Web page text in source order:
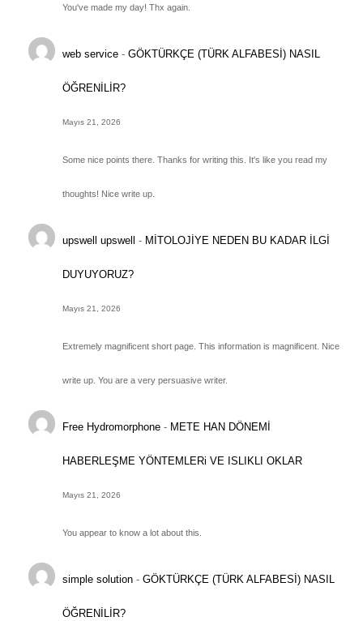
You've made my day! Thx again.
web service -GÖKTÜRKÇE (TÜRK ALFABESİ) NASIL
ÖĞRENİLİR?
Mayıs 21, 2026
Some nice points there. Thanks for writing this. It's like you read my
thoughts! Nice write up.
upswell upswell - MİTOLOJİYE NEDEN BU KADAR İLGİ
DUYUYORUZ?
Mayıs 21, 2026
Extremely magnificent short page. This information is magnificent. Nice
write up. You are a very persuasive writer.
Free Hydromorphone - METE HAN DÖNEMİ
HABERLEŞME YÖNTEMLERi VE ISLIKLI OKLAR
Mayıs 21, 2026
You appear to know a lot about this.
simple solution -GÖKTÜRKÇE (TÜRK ALFABESİ) NASIL
ÖĞRENİLİR?